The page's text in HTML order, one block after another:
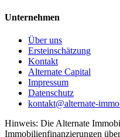
Unternehmen
Über uns
Ersteinschätzung
Kontakt
Alternate Capital
Impressum
Datenschutz
kontakt@alternate-
Hinweis: Die Alternate
Immobilienfinanzierungen